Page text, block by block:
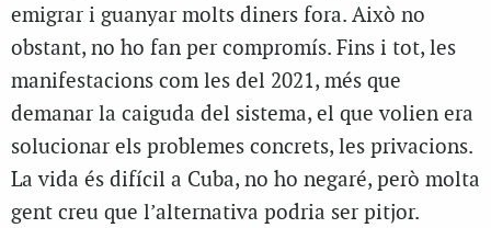
emigrar i guanyar molts diners fora. Això no
obstant, no ho fan per compromís. Fins i tot, les
manifestacions com les del 2021, més que
demanar la caiguda del sistema, el que volien era
solucionar els problemes concrets, les privacions.
La vida és difícil a Cuba, no ho negaré, però molta
gent creu que l’alternativa podria ser pitjor.